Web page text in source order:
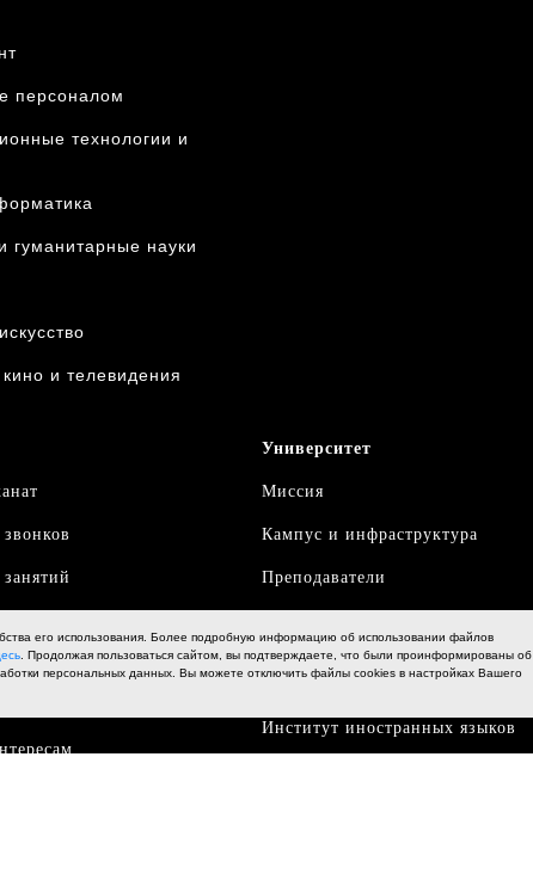
персоналом
технологии и
гуманитарные науки
и телевидения
Университет
Миссия
Кампус и инфраструктура
Преподаватели
образования
Лицензии и аккредитации
Институт иностранных языков
его использования. Более подробную информацию об использовании файлов
. Продолжая пользоваться сайтом, вы подтверждаете, что были проинформированы об
персональных данных. Вы можете отключить файлы cookies в настройках Вашего